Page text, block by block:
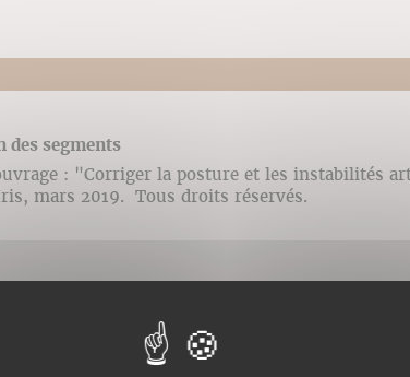
des segments
: "Corriger la posture et les instabilités
mars 2019. Tous droits réservés.